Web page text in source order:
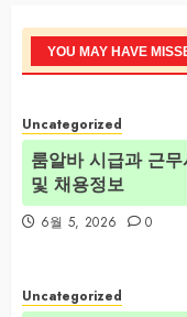
YOU MAY HAVE
Uncategorized
룸알바 시급과 근
및 채용정보
6월 5, 2026 0
Uncategorized